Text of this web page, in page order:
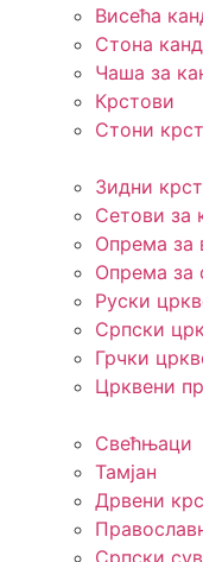
Висећа
Стона
Чаша за
Крстови
Стони
Зидни
Сетови за
Опрема за
Опрема за
Руски
Српски
Грчки
Црквени
Свећњаци
Тамјан
Дрвени
Српски